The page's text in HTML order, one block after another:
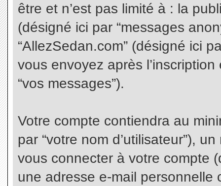
être et n’est pas limité à : la
(désigné ici par “messages
“AllezSedan.com” (désigné ici
vous envoyez après
“vos messages”).
Votre compte contiendra au
par “votre nom d’utilisateur”),
vous connecter à votre compte
une adresse e-mail personnelle